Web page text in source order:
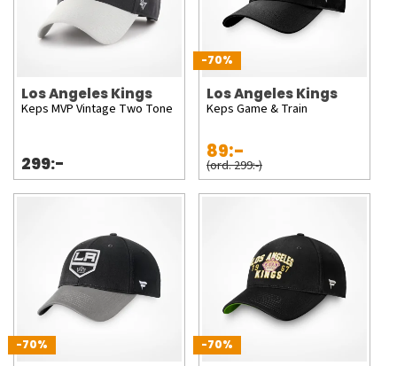
Los Angeles Kings
Keps MVP Vintage Two Tone
299:-
-70%
Los Angeles Kings
Keps Game & Train
89:-
(ord. 299:-)
-70% -70%